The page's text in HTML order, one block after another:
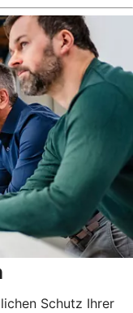
Schutz Ihrer